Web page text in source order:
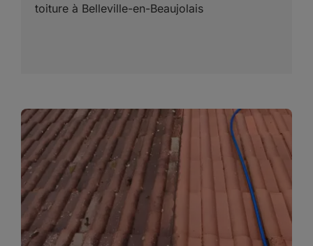
toiture à Belleville-en-Beaujolais